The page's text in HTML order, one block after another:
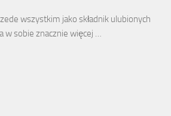
wszystkim jako składnik ulubionych
w sobie znacznie więcej …